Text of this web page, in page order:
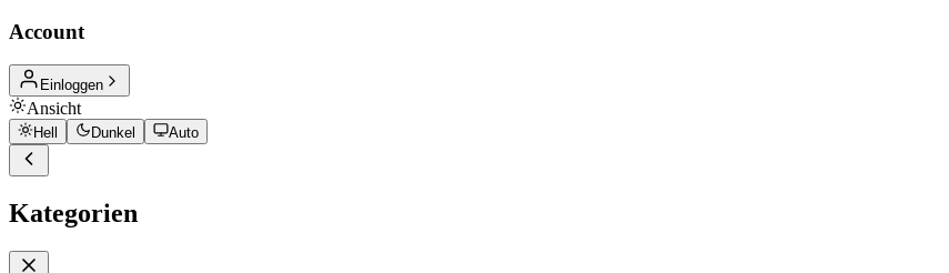
Account
Einloggen
Ansicht
Hell Dunkel Auto
Kategorien